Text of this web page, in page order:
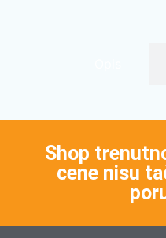
Shop
cene nisu